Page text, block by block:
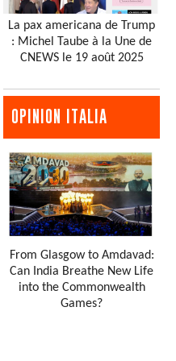
La pax americana de Trump
: Michel Taube à la Une de
CNEWS le 19 août 2025
OPINION ITALIA
From Glasgow to Amdavad:
Can India Breathe New Life
into the Commonwealth
Games?